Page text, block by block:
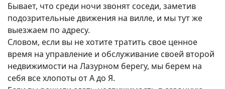
Бывает, что среди ночи звонят соседи, заметив
подозрительные движения на вилле, и мы тут же
выезжаем по адресу.
Словом, если вы не хотите тратить свое ценное
время на управление и обслуживание своей второй
недвижимости на Лазурном берегу, мы берем на
себя все хлопоты от А до Я.